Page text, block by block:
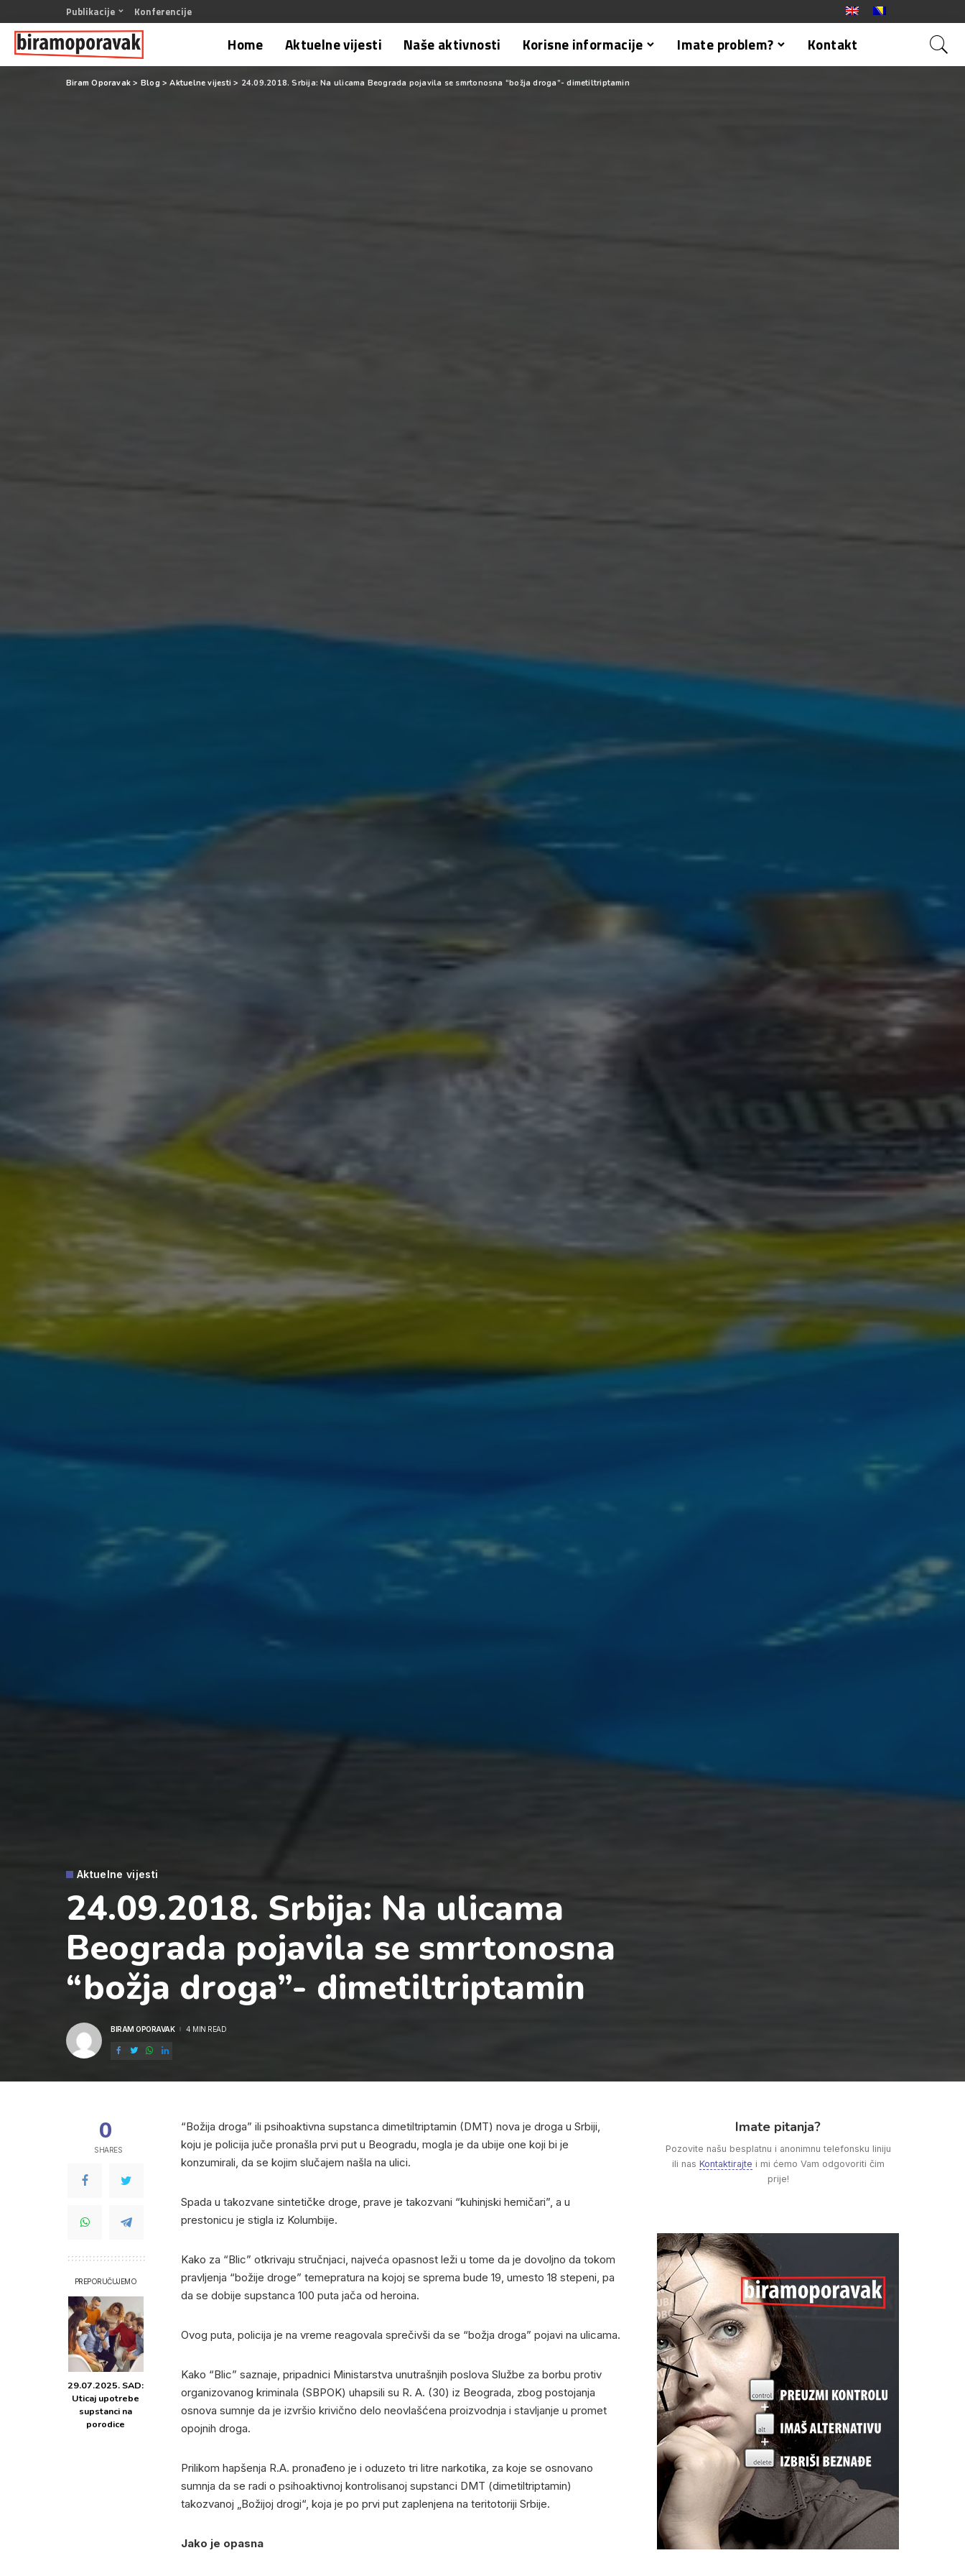
Publikacije Konferencije
Home Aktuelne vijesti Naše aktivnosti Korisne informacije Imate problem? Kontakt
Biram Oporavak > Blog >Aktuelne vijesti > 24.09.2018. Srbija: Na ulicama Beograda pojavila se smrtonosna “božja droga”- dimetiltriptamin
Aktuelne vijesti
24.09.2018. Srbija: Na ulicama
Beograda pojavila se smrtonosna
“božja droga”- dimetiltriptamin
POSTED
BIRAM OPORAVAK 4 MIN READ
0
SHARES
PREPORUČUJEMO
29.07.2025. SAD:
Uticaj upotrebe
supstanci na
porodice
“Božija droga” ili psihoaktivna supstanca dimetiltriptamin (DMT) nova je droga u Srbiji,
koju je policija juče pronašla prvi put u Beogradu, mogla je da ubije one koji bi je
konzumirali, da se kojim slučajem našla na ulici.
Spada u takozvane sintetičke droge, prave je takozvani “kuhinjski hemičari”, a u
prestonicu je stigla iz Kolumbije.
Kako za “Blic” otkrivaju stručnjaci, najveća opasnost leži u tome da je dovoljno da tokom
pravljenja “božije droge” temepratura na kojoj se sprema bude 19, umesto 18 stepeni, pa
da se dobije supstanca 100 puta jača od heroina.
Ovog puta, policija je na vreme reagovala sprečivši da se “božja droga” pojavi na ulicama.
Kako “Blic” saznaje, pripadnici Ministarstva unutrašnjih poslova Službe za borbu protiv
organizovanog kriminala (SBPOK) uhapsili su R. A. (30) iz Beograda, zbog postojanja
osnova sumnje da je izvršio krivično delo neovlašćena proizvodnja i stavljanje u promet
opojnih droga.
Prilikom hapšenja R.A. pronađeno je i oduzeto tri litre narkotika, za koje se osnovano
sumnja da se radi o psihoaktivnoj kontrolisanoj supstanci DMT (dimetiltriptamin)
takozvanoj „Božijoj drogi“, koja je po prvi put zaplenjena na teritotoriji Srbije.
Jako je opasna
Imate pitanja?
Pozovite našu besplatnu i anonimnu telefonsku liniju
ili nas Kontaktirajte i mi ćemo Vam odgovoriti čim
prije!